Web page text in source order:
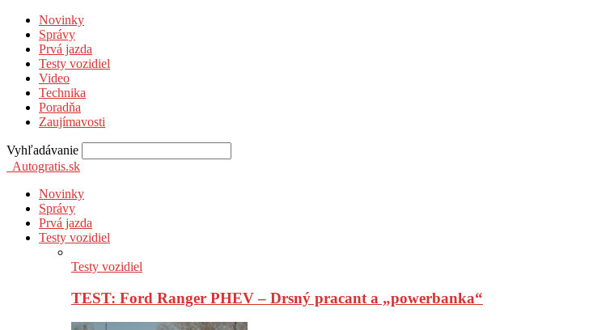
Novinky
Správy
Prvá jazda
Testy vozidiel
Video
Technika
Poradňa
Zaujímavosti
Vyhľadávanie
Autogratis.sk
Novinky
Správy
Prvá jazda
Testy vozidiel
Testy vozidiel
TEST: Ford Ranger PHEV – Drsný pracant a „powerbanka“